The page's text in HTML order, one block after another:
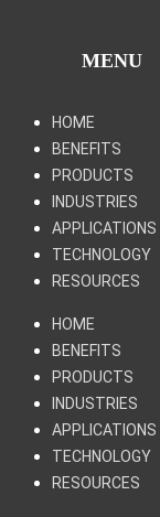
MENU
HOME
BENEFITS
PRODUCTS
INDUSTRIES
APPLICATIONS
TECHNOLOGY
RESOURCES
HOME
BENEFITS
PRODUCTS
INDUSTRIES
APPLICATIONS
TECHNOLOGY
RESOURCES